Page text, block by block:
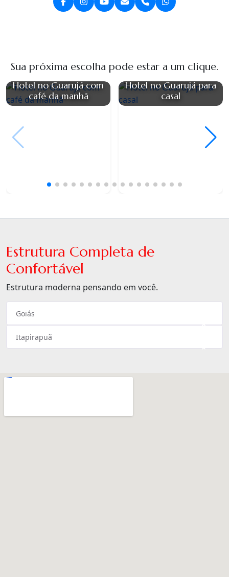
Sua próxima escolha pode estar a um clique.
Hotel no Guarujá com
café da manhã
Hotel no Guarujá para
casal
Estrutura Completa de
Confortável
Estrutura moderna pensando em você.
×
Goiás
×
Itapirapuã